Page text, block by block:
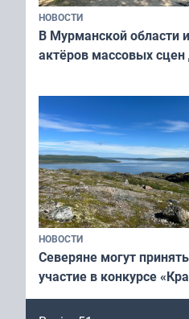
НОВОСТИ
В Мурманской области
актёров массовых сцен
короткометражном
НОВОСТИ
Северяне могут принять
участие в конкурсе
северной границы:
по Печенгскому округу»